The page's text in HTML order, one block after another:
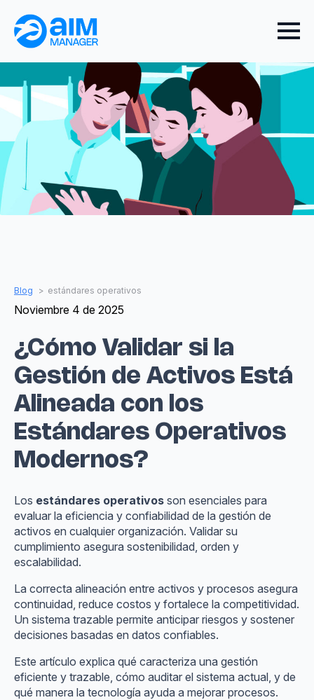
Blog estándares operativos
Noviembre 4 de 2025
¿Cómo Validar si la
Gestión de Activos Está
Alineada con los
Estándares Operativos
Modernos?
Los estándares operativos son esenciales para
evaluar la eficiencia y confiabilidad de la gestión de
activos en cualquier organización. Validar su
cumplimiento asegura sostenibilidad, orden y
escalabilidad.
La correcta alineación entre activos y procesos asegura
continuidad, reduce costos y fortalece la competitividad.
Un sistema trazable permite anticipar riesgos y sostener
decisiones basadas en datos confiables.
Este artículo explica qué caracteriza una gestión
eficiente y trazable, cómo auditar el sistema actual, y de
qué manera la tecnología ayuda a mejorar procesos.